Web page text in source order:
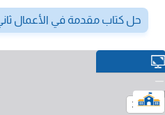
حل كتاب مقدمة في الأعمال